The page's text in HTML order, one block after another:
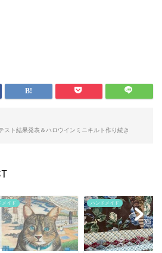
スト結果発表＆ハロウインミニキルト作り続き
メイド ハンドメイド